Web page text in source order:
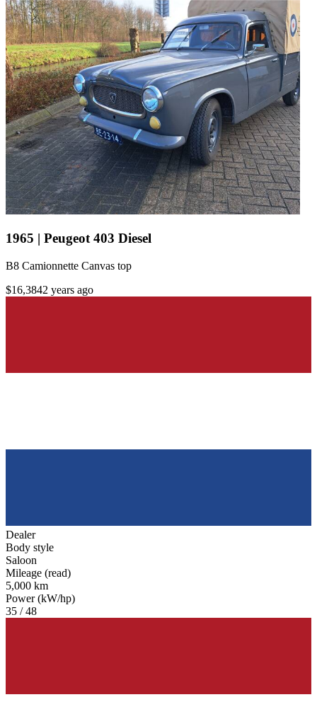
1965 | Peugeot 403 Diesel
B8 Camionnette Canvas top
$16,3842 years ago
Dealer
Body style
Saloon
Mileage (read)
5,000 km
Power (kW/hp)
35 / 48